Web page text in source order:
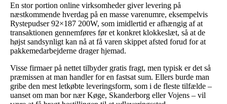
En stor portion online virksomheder giver levering på
næstkommende hverdag på en masse varenumre, eksempelvis
Rystepudser 92×187 200W, som imidlertid er afhængig af at
transaktionen gennemføres før et konkret klokkeslæt, så at de
højst sandsynligt kan nå at få varen skippet afsted forud for at
pakkemedarbejderne drager hjemad.
Visse firmaer på nettet tilbyder gratis fragt, men typisk er det så
præmissen at man handler for en fastsat sum. Ellers burde man
gribe den mest letkøbte leveringsform, som i de fleste tilfælde –
uanset om man bor nær Køge, Skanderborg eller Vojens – vil